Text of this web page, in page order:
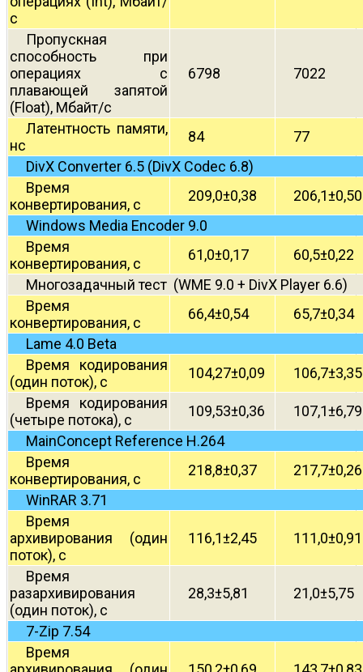
с
Пропускная
способность при
операциях с
плавающей запятой
(Float), Мбайт/с
6798 7022
Латентность памяти,
нс
84
77
DivX Converter 6.5 (DivX Codec 6.8)
Время
конвертирования, с
209,0±0,38
206,1±0,50
Windows Media Encoder 9.0
Время
конвертирования, с
61,0±0,17
60,5±0,22
Многозадачный тест (WME 9.0 + DivX Player 6.6)
Время
конвертирования, с
66,4±0,54
65,7±0,34
Lame 4.0 Beta
Время кодирования
(один поток), с
104,27±0,09
106,7±3,35
Время кодирования
(четыре потока), с
109,53±0,36
107,1±6,79
MainConcept Reference H.264
Время
конвертирования, с
218,8±0,37
217,7±0,26
WinRAR 3.71
Время
архивирования (один
поток), с
116,1±2,45 111,0±0,91
Время
разархивирования
(один поток), с
28,3±5,81 21,0±5,75
7-Zip 7.54
Время